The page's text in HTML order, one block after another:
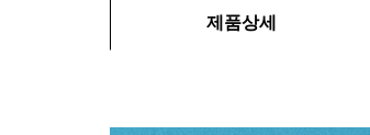
제품상세